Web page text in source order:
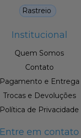
Rastreio
Institucional
Quem Somos
Contato
Pagamento e Entrega
Trocas e Devoluções
Política de Privacidade
Entre em contato